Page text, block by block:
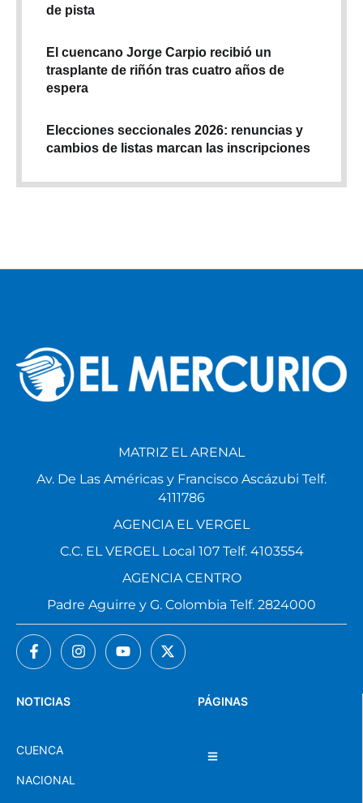
de pista
El cuencano Jorge Carpio recibió un
trasplante de riñón tras cuatro años de
espera
Elecciones seccionales 2026: renuncias y
cambios de listas marcan las inscripciones
PÁGINAS
NOTICIAS
CUENCA
NACIONAL
MATRIZ EL ARENAL
Av. De Las Américas y Francisco Ascázubi Telf.
4111786
AGENCIA EL VERGEL
C.C. EL VERGEL Local 107 Telf. 4103554
AGENCIA CENTRO
Padre Aguirre y G. Colombia Telf. 2824000